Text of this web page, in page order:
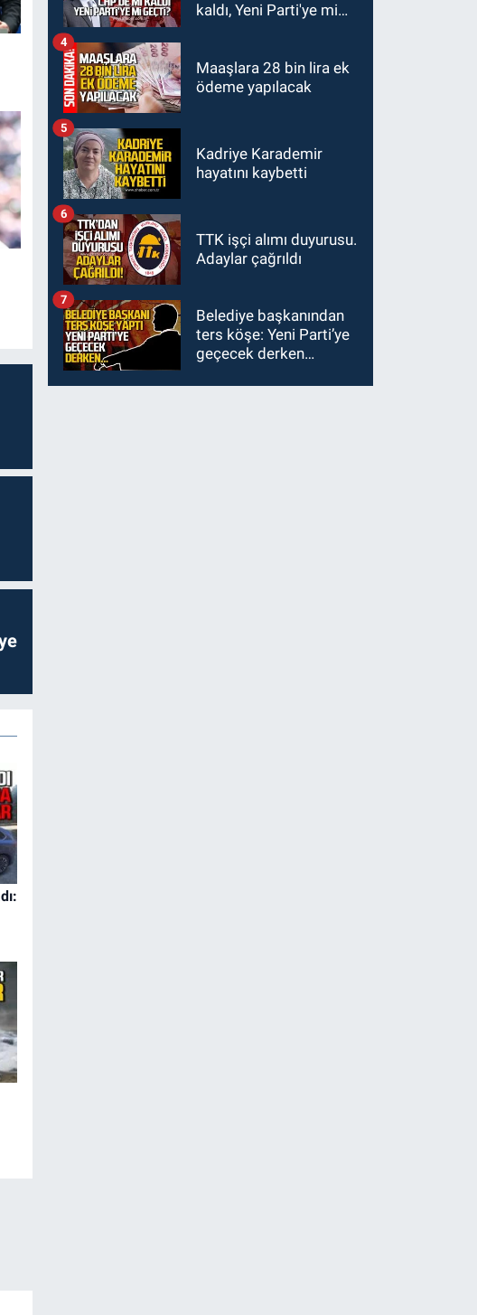
Enerjisa çalışanı Olcay
kapılarak hayatını
kaybetti.
kaldı, Yeni Parti'ye mi
Maaşlara 28 bin lira ek
ödeme yapılacak
4
Kadriye Karademir
hayatını kaybetti
5
TTK işçi alımı duyurusu.
Adaylar çağrıldı
6
Belediye başkanından
ters köşe: Yeni Parti’ye
geçecek derken…
7